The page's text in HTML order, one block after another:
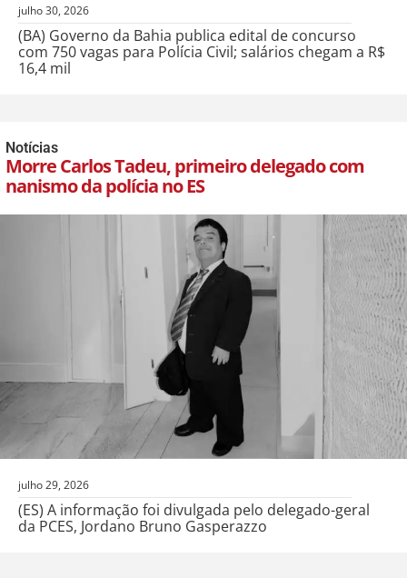
julho 30, 2026
(BA) Governo da Bahia publica edital de concurso
com 750 vagas para Polícia Civil; salários chegam a R$
16,4 mil
Notícias
Morre Carlos Tadeu, primeiro delegado com
nanismo da polícia no ES
julho 29, 2026
(ES) A informação foi divulgada pelo delegado-geral
da PCES, Jordano Bruno Gasperazzo